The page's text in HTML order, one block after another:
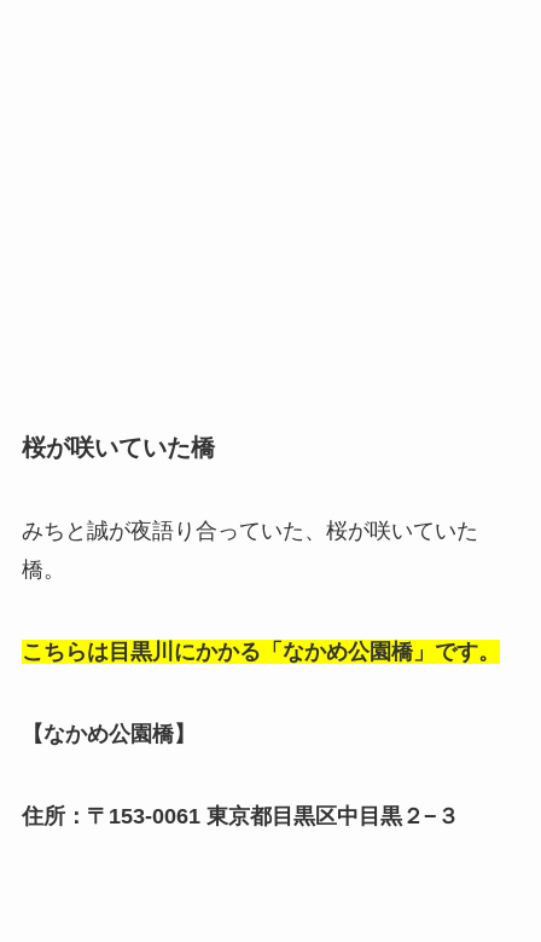
桜が咲いていた橋
みちと誠が夜語り合っていた、桜が咲いていた
橋。
こちらは目黒川にかかる「なかめ公園橋」です。
【なかめ公園橋】
住所：〒153-0061 東京都目黒区中目黒２−３